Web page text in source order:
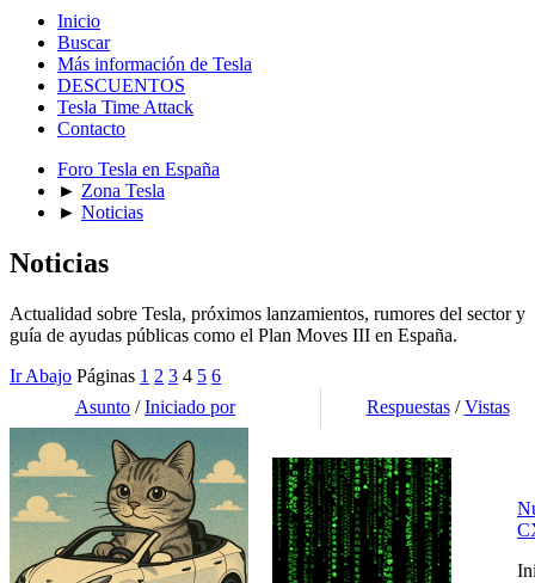
Inicio
Buscar
Más información de Tesla
DESCUENTOS
Tesla Time Attack
Contacto
Foro Tesla en España
► Zona Tesla
► Noticias
Noticias
Actualidad sobre Tesla, próximos lanzamientos, rumores del sector y
guía de ayudas públicas como el Plan Moves III en España.
Ir Abajo Páginas 1 2 3 4 5 6
Asunto /Iniciado por Respuestas/Vistas